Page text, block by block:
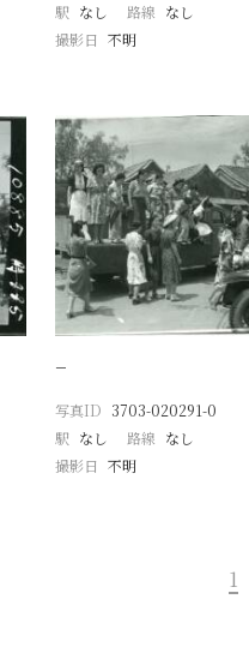
駅 なし 路線 なし
撮影日 不明
−
写真ID 3703-020291-0
駅 なし 路線 なし
撮影日 不明
1